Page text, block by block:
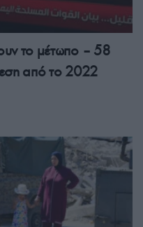
το μέτωπο – 58
από το 2022